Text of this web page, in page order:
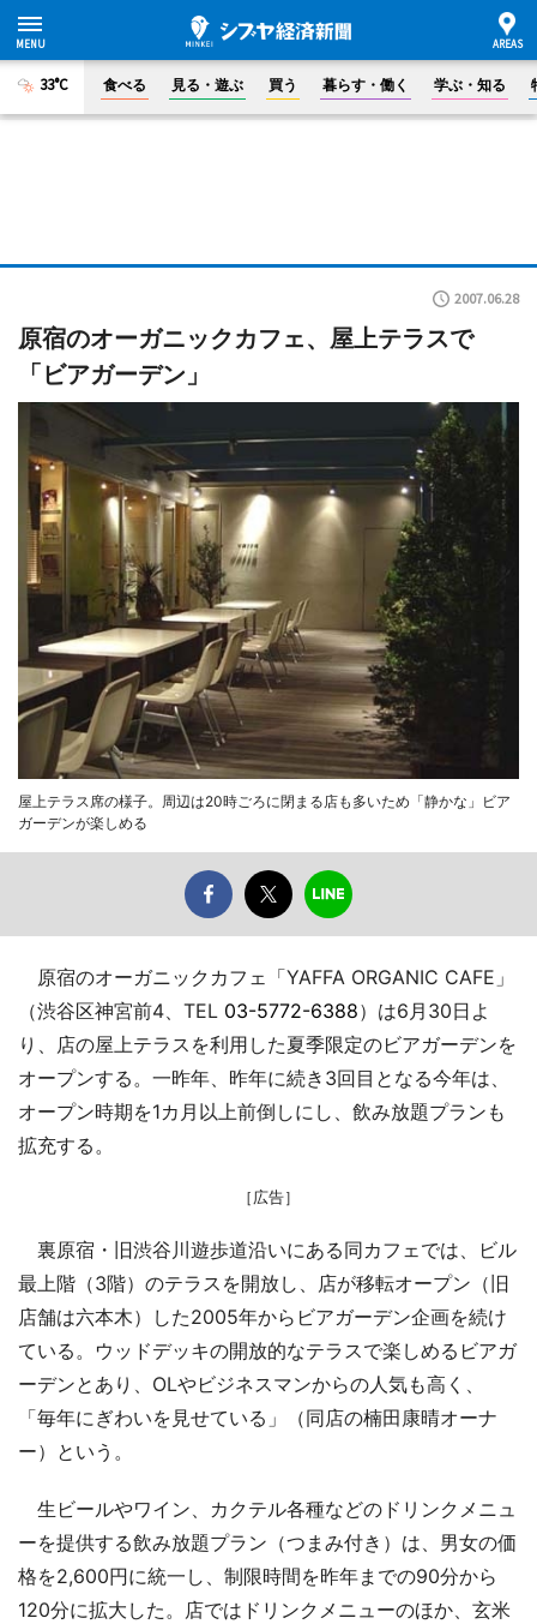
33°C 食べる 見る・遊ぶ 買う 暮らす・働く 学ぶ・知る
2007.06.28
原宿のオーガニックカフェ、屋上テラスで
「ビアガーデン」
屋上テラス席の様子。周辺は20時ごろに閉まる店も多いため「静かな」ビア
ガーデンが楽しめる
原宿のオーガニックカフェ「YAFFA ORGANIC CAFE」
（渋谷区神宮前4、TEL 03-5772-6388）は6月30日よ
り、店の屋上テラスを利用した夏季限定のビアガーデンを
オープンする。一昨年、昨年に続き3回目となる今年は、
オープン時期を1カ月以上前倒しにし、飲み放題プランも
拡充する。
［広告］
裏原宿・旧渋谷川遊歩道沿いにある同カフェでは、ビル
最上階（3階）のテラスを開放し、店が移転オープン（旧
店舗は六本木）した2005年からビアガーデン企画を続け
ている。ウッドデッキの開放的なテラスで楽しめるビアガ
ーデンとあり、OLやビジネスマンからの人気も高く、
「毎年にぎわいを見せている」（同店の楠田康晴オーナ
ー）という。
生ビールやワイン、カクテル各種などのドリンクメニュ
ーを提供する飲み放題プラン（つまみ付き）は、男女の価
格を2,600円に統一し、制限時間を昨年までの90分から
120分に拡大した。店ではドリンクメニューのほか、玄米